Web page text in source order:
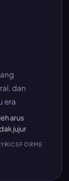
dan
era
arus
jujur